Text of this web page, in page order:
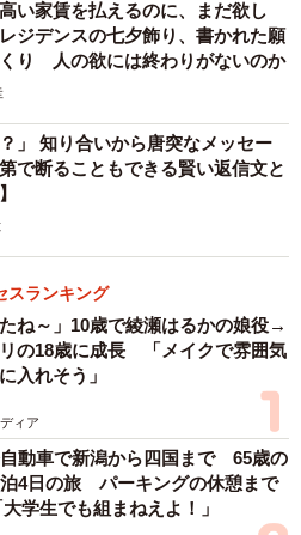
高い家賃を払えるのに、まだ欲し
ジデンスの七夕飾り、書かれた願
り 人の欲には終わりがないのか
？」 知り合いから唐突なメッセー
で断ることもできる賢い返信文と
スランキング
たね～」10歳で綾瀬はるかの娘役→
の18歳に成長 「メイクで雰囲気
入れそう」
ィア
動車で新潟から四国まで 65歳の
4日の旅 パーキングの休憩まで
学生でも組まねえよ！」